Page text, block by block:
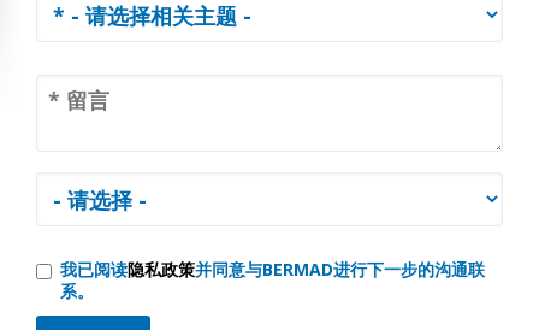
我已阅读隐私政策并同意与BERMAD进行下一步的沟通联
系。